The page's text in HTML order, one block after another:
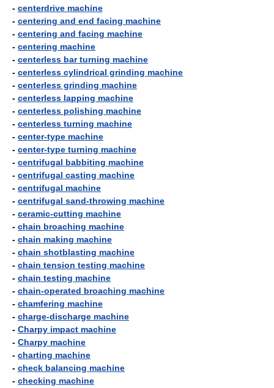
- centerdrive machine
- centering and end facing machine
- centering and facing machine
- centering machine
- centerless bar turning machine
- centerless cylindrical grinding machine
- centerless grinding machine
- centerless lapping machine
- centerless polishing machine
- centerless turning machine
- center-type machine
- center-type turning machine
- centrifugal babbiting machine
- centrifugal casting machine
- centrifugal machine
- centrifugal sand-throwing machine
- ceramic-cutting machine
- chain broaching machine
- chain making machine
- chain shotblasting machine
- chain tension testing machine
- chain testing machine
- chain-operated broaching machine
- chamfering machine
- charge-discharge machine
- Charpy impact machine
- Charpy machine
- charting machine
- check balancing machine
- checking machine